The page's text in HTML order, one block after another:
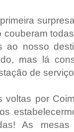
couberam
ao nosso
mas lá
de
voltas por
As